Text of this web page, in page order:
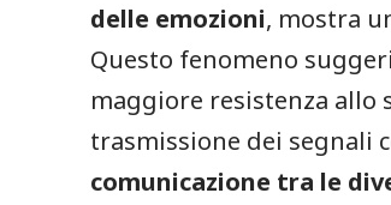
delle emozioni, mostra
Questo fenomeno
maggiore resistenza allo
trasmissione dei segnali
comunicazione tra le